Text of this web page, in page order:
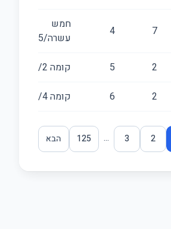
7
4
חמש
עשרה/15
2
5 קומה ‎2‏/10
2
6 קומה ‎4‏/10
2
3
...
125 הבא